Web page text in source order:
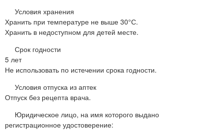
Условия хранения
Хранить при температуре не выше 30°С.
Хранить в недоступном для детей месте.
Срок годности
5 лет
Не использовать по истечении срока годности.
Условия отпуска из аптек
Отпуск без рецепта врача.
Юридическое лицо, на имя которого выдано
регистрационное удостоверение: